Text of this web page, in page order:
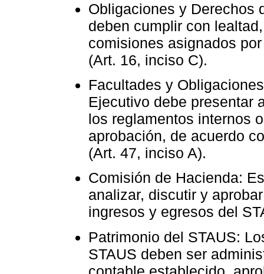
Obligaciones y Derechos
deben cumplir con
comisiones asignados
(Art. 16, inciso C).
Facultades y
Ejecutivo debe presentar
los reglamentos internos
aprobación, de acuerdo
(Art. 47, inciso A).
Comisión de Hacienda:
analizar, discutir y
ingresos y egresos del
Patrimonio del STAUS:
STAUS deben ser